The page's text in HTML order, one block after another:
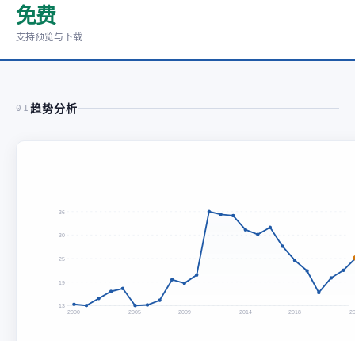
免费
支持预览与下载
01 趋势分析
36
30
25
19
13
2000 2005 2009 2014 2018